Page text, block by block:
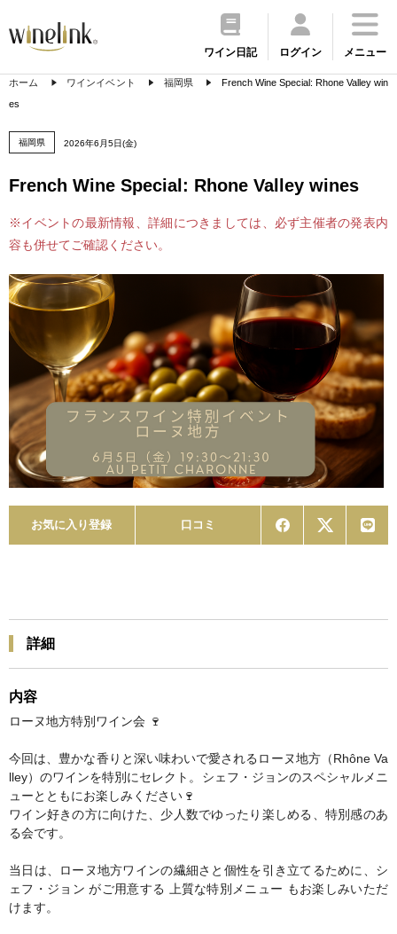
ワイン日記 ログイン メニュー
ホーム ワインイベント 福岡県
French Wine Special: Rhone Valley win
es
福岡県 2026年6月5日(金)
French Wine Special: Rhone Valley wines
※イベントの最新情報、詳細につきましては、必ず主催者の発表内
容も併せてご確認ください。
お気に入り登録 口コミ
詳細
内容
ローヌ地方特別ワイン会 🍷
今回は、豊かな香りと深い味わいで愛されるローヌ地方（Rhône Va
lley）のワインを特別にセレクト。シェフ・ジョンのスペシャルメニ
ューとともにお楽しみください🍷
ワイン好きの方に向けた、少人数でゆったり楽しめる、特別感のあ
る会です。
当日は、ローヌ地方ワインの繊細さと個性を引き立てるために、シ
ェフ・ジョン がご用意する 上質な特別メニュー もお楽しみいただ
けます。